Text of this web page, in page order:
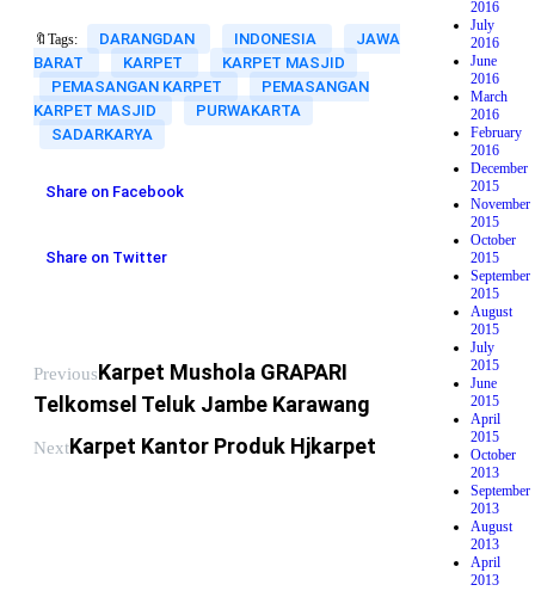
🔖Tags: DARANGDAN INDONESIA
JAWA
BARAT
KARPET
KARPET MASJID
PEMASANGAN KARPET
PEMASANGAN
KARPET MASJID
PURWAKARTA
SADARKARYA
Share on Facebook
Share on Twitter
PreviousKarpet Mushola GRAPARI
Telkomsel Teluk Jambe Karawang
NextKarpet Kantor Produk Hjkarpet
2016
July
2016
June
2016
March
2016
February
2016
December
2015
November
2015
October
2015
September
2015
August
2015
July
2015
June
2015
April
2015
October
2013
September
2013
August
2013
April
2013